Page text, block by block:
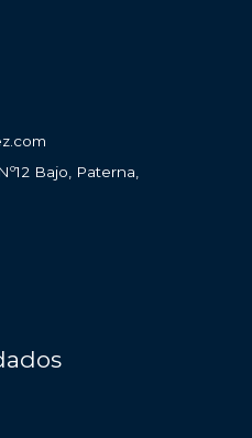
Bajo, Paterna,